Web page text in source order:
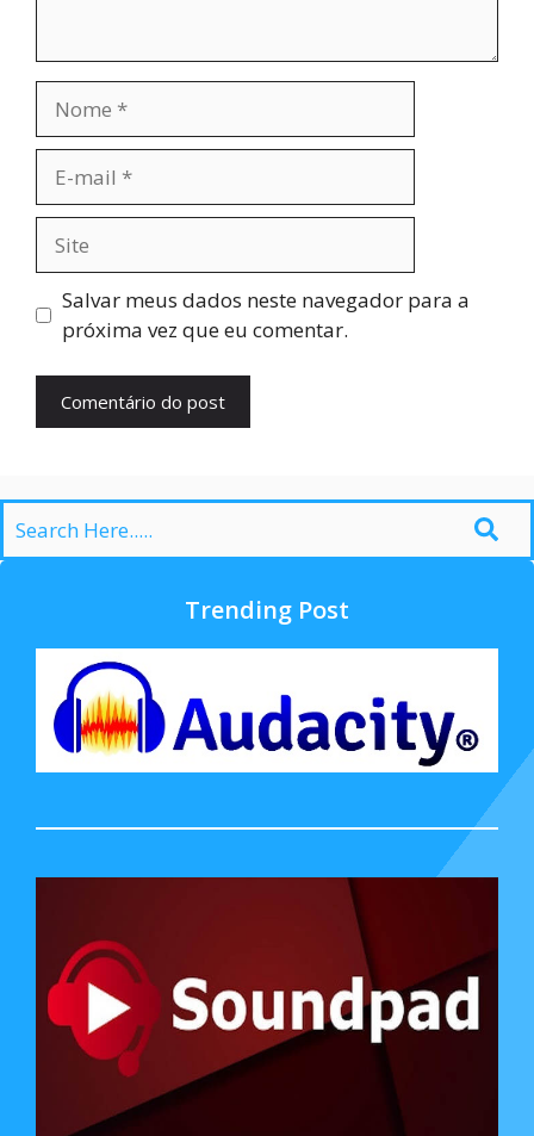
mail
Salvar meus dados neste navegador para a
próxima vez que eu comentar.
Trending Post